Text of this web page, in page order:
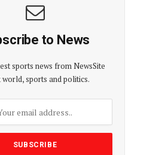
to News
sports news from NewsSite
world, sports and politics.